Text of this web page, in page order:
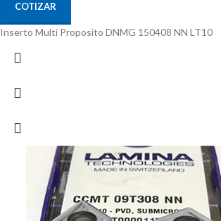
COTIZAR
Inserto Multi Proposito DNMG 150408 NN LT10